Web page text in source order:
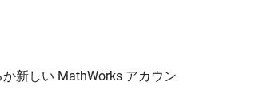
新しい MathWorks アカウン